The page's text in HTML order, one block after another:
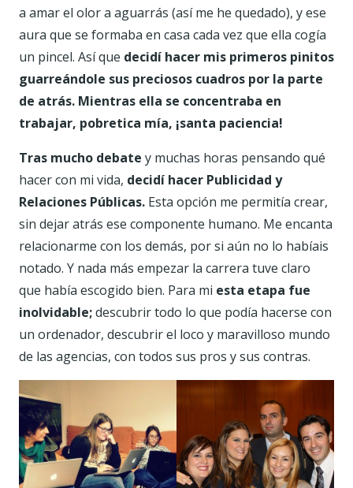
a amar el olor a aguarrás (así me he quedado), y ese
aura que se formaba en casa cada vez que ella cogía
un pincel. Así que decidí hacer mis primeros pinitos
guarreándole sus preciosos cuadros por la parte
de atrás. Mientras ella se concentraba en
trabajar, pobretica mía, ¡santa paciencia!
Tras mucho debate y muchas horas pensando qué
hacer con mi vida, decidí hacer Publicidad y
Relaciones Públicas. Esta opción me permitía crear,
sin dejar atrás ese componente humano. Me encanta
relacionarme con los demás, por si aún no lo habíais
notado. Y nada más empezar la carrera tuve claro
que había escogido bien. Para mi esta etapa fue
inolvidable;descubrir todo lo que podía hacerse con
un ordenador, descubrir el loco y maravilloso mundo
de las agencias, con todos sus pros y sus contras.